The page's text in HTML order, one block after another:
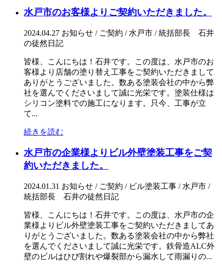
水戸市のお客様よりご契約いただきました。
2024.04.27 お知らせ / ご契約 / 水戸市 / 統括部長 石井
の徒然日記
皆様、こんにちは！石井です。この度は、水戸市のお
客様より店舗の塗り替え工事をご契約いただきまして
ありがとうございました。数ある塗装会社の中から弊
社を選んでくださいまして誠に光栄です。塗装仕様は
シリコン塗料での施工になります。只今、工事が立
て...
続きを読む
水戸市の企業様よりビル外壁塗装工事をご契
約いただきました。
2024.01.31 お知らせ / ご契約 / ビル塗装工事 / 水戸市 /
統括部長 石井の徒然日記
皆様、こんにちは！石井です。この度は、水戸市の企
業様よりビル外壁塗装工事をご契約いただきましてあ
りがとうございました。数ある塗装会社の中から弊社
を選んでくださいまして誠に光栄です。鉄骨造ALC外
壁のビルはひび割れや爆裂部から漏水して雨漏りの...